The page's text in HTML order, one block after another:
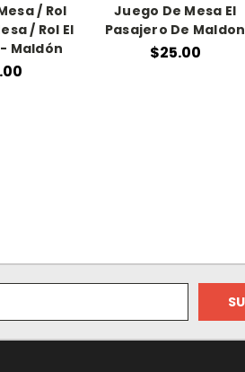
/ Rol
/ Rol El
Maldón
Juego De Mesa El
Pasajero De Maldon
$25.00